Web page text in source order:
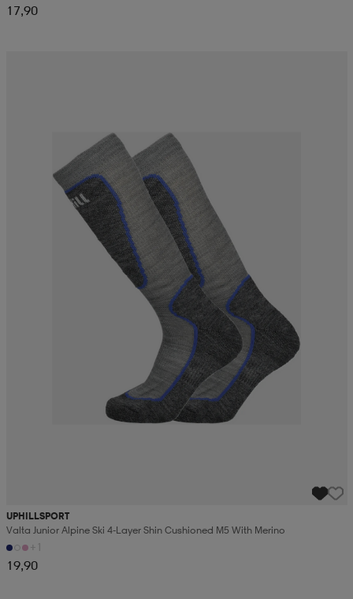
17,90
UPHILLSPORT
Valta Junior Alpine Ski 4-Layer Shin Cushioned M5 With Merino
+1
19,90